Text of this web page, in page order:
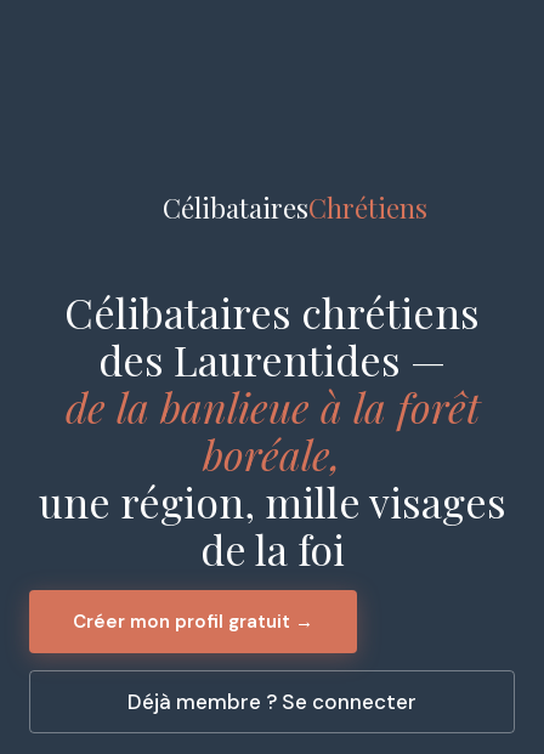
CélibatairesChrétiens
Célibataires chrétiens
des Laurentides —
de la banlieue à la forêt
boréale,
une région, mille visages
de la foi
Créer mon profil gratuit →
Déjà membre ? Se connecter